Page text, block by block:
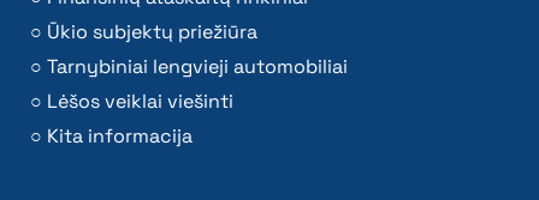
Ūkio subjektų priežiūra
Tarnybiniai lengvieji automobiliai
Lėšos veiklai viešinti
Kita informacija